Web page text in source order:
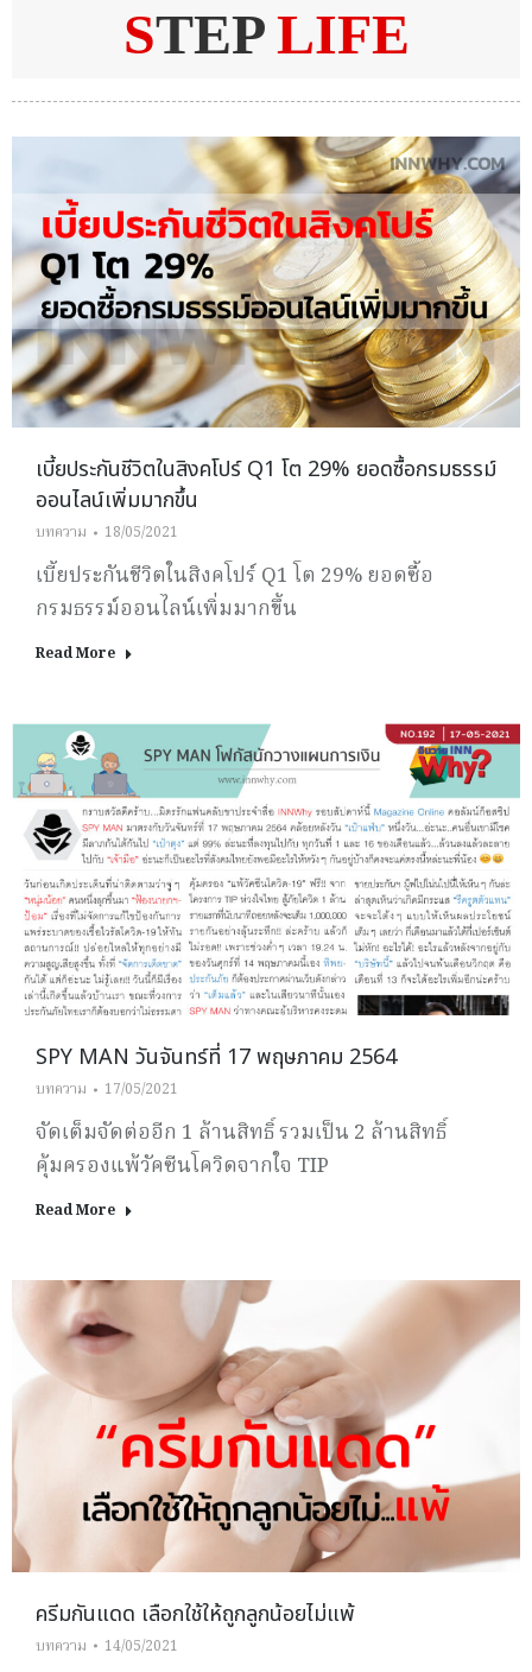
STEP LIFE
เบี้ยประกันชีวิตในสิงคโปร์ Q1 โต 29% ยอดซื้อกรมธรรม์
ออนไลน์เพิ่มมากขึ้น
บทความ 18/05/2021
เบี้ยประกันชีวิตในสิงคโปร์ Q1 โต 29% ยอดซื้อ
กรมธรรม์ออนไลน์เพิ่มมากขึ้น
Read More
SPY MAN วันจันทร์ที่ 17 พฤษภาคม 2564
บทความ 17/05/2021
จัดเต็มจัดต่ออีก 1 ล้านสิทธิ์ รวมเป็น 2 ล้านสิทธิ์
คุ้มครองแพ้วัคซีนโควิดจากใจ TIP
Read More
ครีมกันแดด เลือกใช้ให้ถูกลูกน้อยไม่แพ้
บทความ 14/05/2021